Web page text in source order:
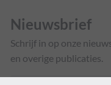
Nieuwsbrief
Schrijf in op onze
en overige publicaties.